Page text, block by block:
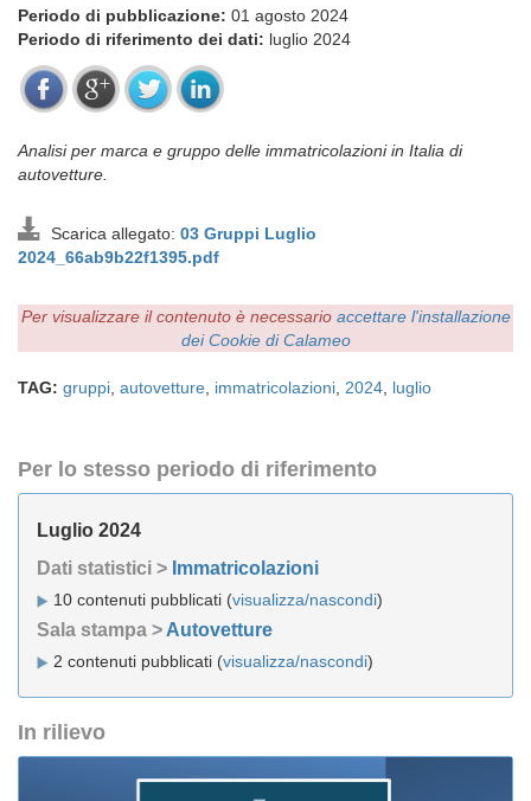
Periodo di pubblicazione: 01 agosto 2024
Periodo di riferimento dei dati: luglio 2024
Analisi per marca e gruppo delle immatricolazioni in Italia di
autovetture.
Scarica allegato: 03 Gruppi Luglio
2024_66ab9b22f1395.pdf
Per visualizzare il contenuto è necessario accettare l'installazione
dei Cookie di Calameo
TAG: gruppi autovetture immatricolazioni 2024 luglio
Per lo stesso periodo di riferimento
Luglio 2024
Dati statistici > Immatricolazioni
10 contenuti pubblicati (visualizza/nascondi)
Sala stampa > Autovetture
2 contenuti pubblicati (visualizza/nascondi)
In rilievo